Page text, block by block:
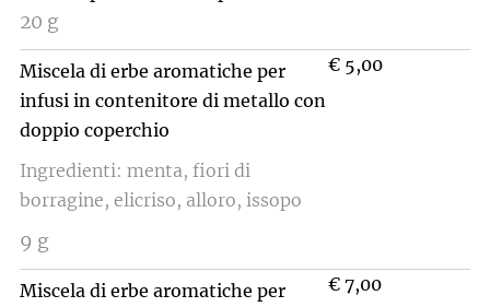
20 g
Miscela di erbe aromatiche per
infusi in contenitore di metallo con
doppio coperchio
Ingredienti: menta, fiori di
borragine, elicriso, alloro, issopo
9 g
€ 5,00
Miscela di erbe aromatiche per
€ 7,00